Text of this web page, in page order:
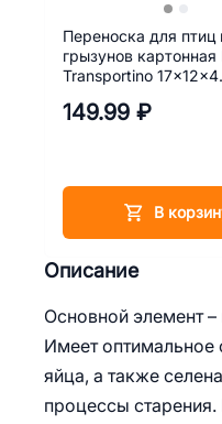
Описание
Основной элемент
Имеет
яйца, а также
процессы
Переноска для птиц
грызунов картонная
Transportino
149.99 ₽
В